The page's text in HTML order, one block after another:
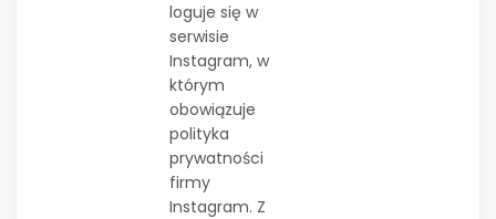
loguje się w
serwisie
Instagram, w
którym
obowiązuje
polityka
prywatności
firmy
Instagram. Z